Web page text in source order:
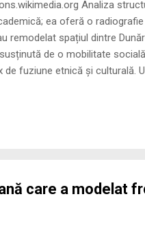
structurilor
ea oferă o
remodelat spațiul dintre
de o mobilitate
fuziune etnică și culturală.
care a modelat